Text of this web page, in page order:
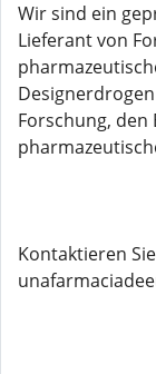
Wir sind ein
Lieferant von
Forschung,
Kontaktieren